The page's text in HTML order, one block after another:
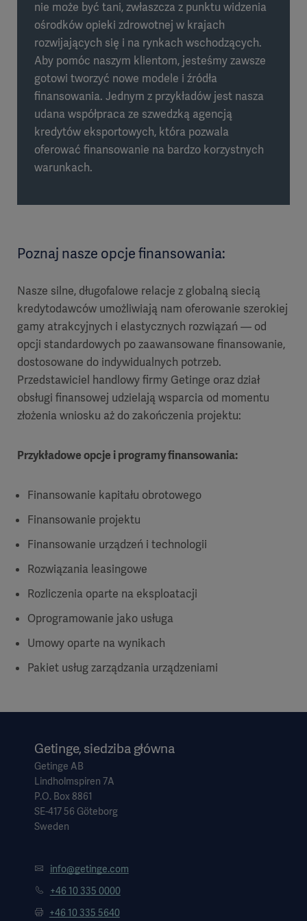
nie może być tani, zwłaszcza z punktu widzenia
ośrodków opieki zdrowotnej w krajach
rozwijających się i na rynkach wschodzących.
Aby pomóc naszym klientom, jesteśmy zawsze
gotowi tworzyć nowe modele i źródła
finansowania. Jednym z przykładów jest nasza
udana współpraca ze szwedzką agencją
kredytów eksportowych, która pozwala
oferować finansowanie na bardzo korzystnych
warunkach.
Poznaj nasze opcje finansowania:
Nasze silne, długofalowe relacje z globalną siecią
kredytodawców umożliwiają nam oferowanie szerokiej
gamy atrakcyjnych i elastycznych rozwiązań — od
opcji standardowych po zaawansowane finansowanie,
dostosowane do indywidualnych potrzeb.
Przedstawiciel handlowy firmy Getinge oraz dział
obsługi finansowej udzielają wsparcia od momentu
złożenia wniosku aż do zakończenia projektu:
Przykładowe opcje i programy finansowania:
Finansowanie kapitału obrotowego
Finansowanie projektu
Finansowanie urządzeń i technologii
Rozwiązania leasingowe
Rozliczenia oparte na eksploatacji
Oprogramowanie jako usługa
Umowy oparte na wynikach
Pakiet usług zarządzania urządzeniami
Getinge, siedziba główna
Getinge AB
Lindholmspiren 7A
P.O. Box 8861
SE-417 56 Göteborg
Sweden
info@getinge.com
+46 10 335 0000
+46 10 335 5640